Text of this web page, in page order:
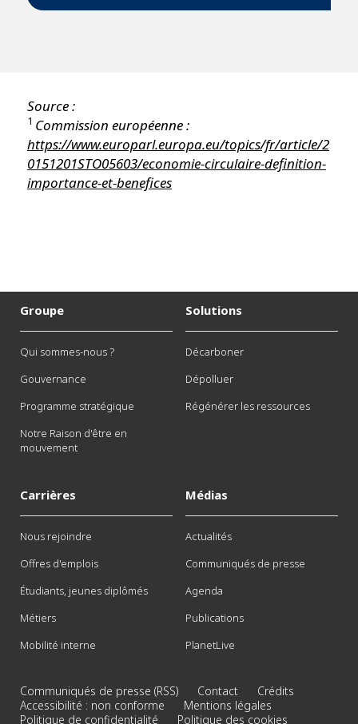
Source :
1 Commission européenne :
https://www.europarl.europa.eu/topics/fr/article/2
0151201STO05603/economie-circulaire-definition-
importance-et-benefices
Groupe
Qui sommes-nous ?
Gouvernance
Programme stratégique
Notre Raison d'être en
mouvement
Solutions
Décarboner
Dépolluer
Régénérer les ressources
Carrières
Nous rejoindre
Offres d'emplois
Étudiants, jeunes diplômés
Métiers
Mobilité interne
Médias
Actualités
Communiqués de presse
Agenda
Publications
PlanetLive
Communiqués de presse (RSS) Contact
Crédits
Accessibilité : non conforme
Mentions légales
Politique de confidentialité
Politique des cookies